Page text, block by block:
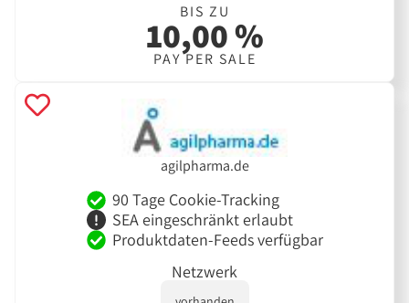
BIS ZU
10,00 %
PAY PER SALE
agilpharma.de
90 Tage Cookie-Tracking
SEA eingeschränkt erlaubt
Produktdaten-Feeds verfügbar
Netzwerk